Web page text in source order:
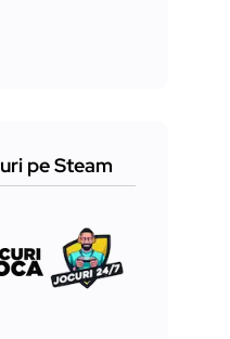
pe Steam